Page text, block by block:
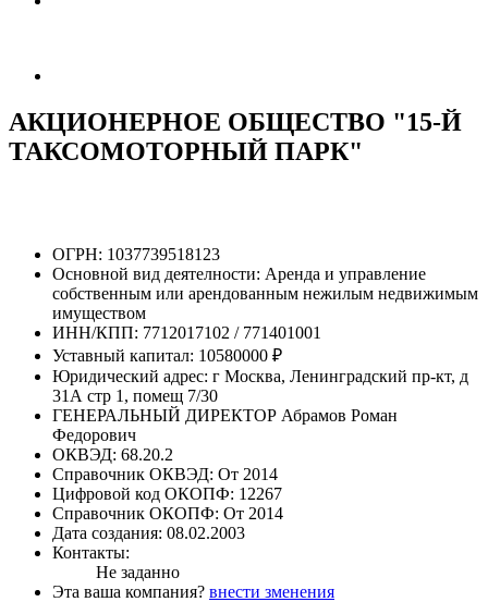
АКЦИОНЕРНОЕ ОБЩЕСТВО "15-Й
ТАКСОМОТОРНЫЙ ПАРК"
ОГРН: 1037739518123
Основной вид деятелности: Аренда и управление
собственным или арендованным нежилым недвижимым
имуществом
ИНН/КПП: 7712017102 / 771401001
Уставный капитал: 10580000 ₽
Юридический адрес: г Москва, Ленинградский пр-кт, д
31А стр 1, помещ 7/30
ГЕНЕРАЛЬНЫЙ ДИРЕКТОР Абрамов Роман
Федорович
ОКВЭД: 68.20.2
Справочник ОКВЭД: От 2014
Цифровой код ОКОПФ: 12267
Справочник ОКОПФ: От 2014
Дата создания: 08.02.2003
Контакты:
Не заданно
Эта ваша компания? внести зменения